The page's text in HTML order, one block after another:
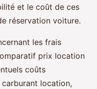
et le coût de ces
réservation voiture.
les frais
prix location
coûts
location,